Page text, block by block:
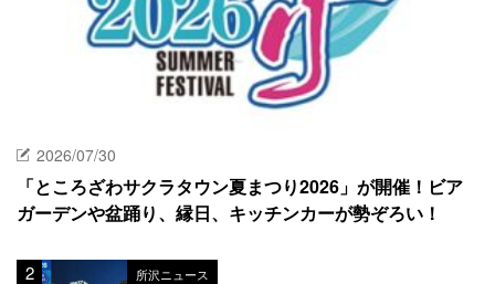
2026/07/30
「ところざわサクラタウン夏まつり2026」が開催！ビア
ガーデンや盆踊り、縁日、キッチンカーが勢ぞろい！
所沢ニュース